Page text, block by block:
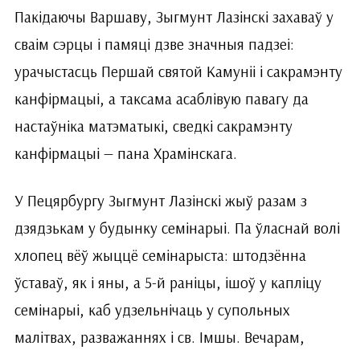
Пакідаючы Варшаву, Зыгмунт Лазінскі захаваў у
сваім сэрцы і памяці дзве значныя падзеі:
урачыстасць Першай святой Камуніі і сакрамэнту
канфірмацыі, а таксама асаблівую павагу да
настаўніка матэматыкі, сведкі сакрамэнту
канфірмацыі — пана Храмінскага.
У Пецярбургу Зыгмунт Лазінскі жыў разам з
дзядзькам у будынку семінарыі. Па ўласнай волі
хлопец вёў жыццё семінарыста: штодзённа
ўставаў, як і яны, а 5-й раніцы, ішоў у капліцу
семінарыі, каб удзельнічаць у супольных
малітвах, разважаннях і св. Імшы. Вечарам,